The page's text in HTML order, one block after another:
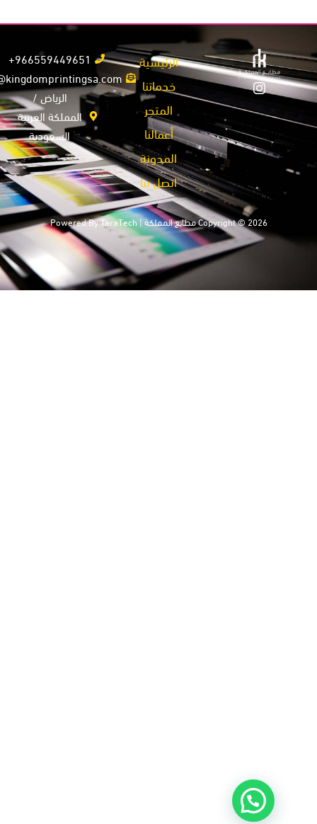
الرئيسية
خدماتنا
المتجر
أعمالنا
المدونة
اتصل بنا
966559449651+
info@kingdomprintingsa.com
الرياض /
المملكة العربية
السعودية
Copyright © 2026 مطابع المملكة | Powered By TaraTech